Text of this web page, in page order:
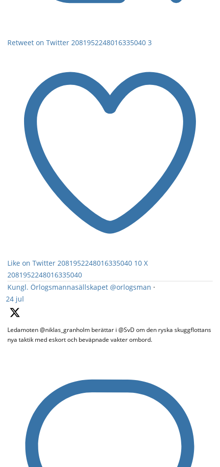
Retweet on Twitter 2081952248016335040 3
Like on Twitter 2081952248016335040 10 X
2081952248016335040
Kungl. Örlogsmannasällskapet @orlogsman ·
24 jul
Ledamoten @niklas_granholm berättar i @SvD om den ryska skuggflottans
nya taktik med eskort och beväpnade vakter ombord.